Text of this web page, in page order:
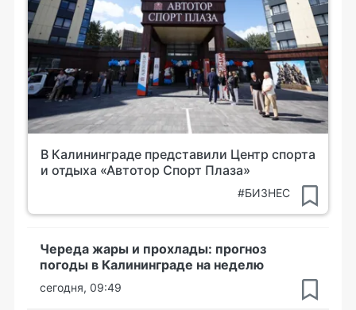
В Калининграде представили Центр спорта
и отдыха «Автотор Спорт Плаза»
#БИЗНЕС
Череда жары и прохлады: прогноз
погоды в Калининграде на неделю
сегодня, 09:49